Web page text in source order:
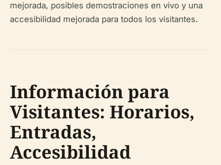
mejorada, posibles demostraciones en vivo y una
accesibilidad mejorada para todos los visitantes.
Información para
Visitantes: Horarios,
Entradas,
Accesibilidad